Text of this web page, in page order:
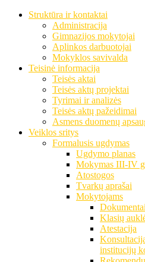
Struktūra ir kontaktai
Administracija
Gimnazijos mokytojai
Aplinkos darbuotojai
Mokyklos savivalda
Teisinė informacija
Teisės aktai
Teisės aktų projektai
Tyrimai ir analizės
Teisės aktų pažeidimai
Asmens duomenų
Veiklos sritys
Formalusis ugdymas
Ugdymo planas
Mokymas III-IV
Atostogos
Tvarkų aprašai
Mokytojams
Klasių
Atestacija
institucijų